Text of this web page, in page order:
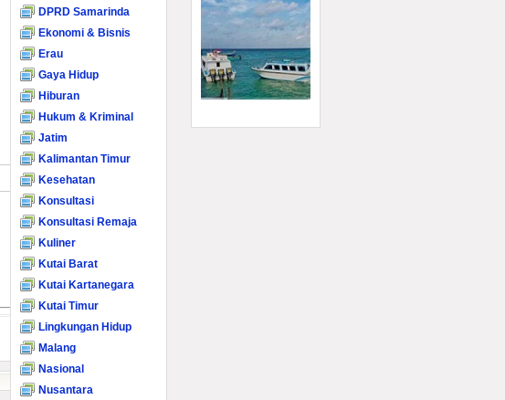
DPRD Samarinda
Ekonomi & Bisnis
Erau
Gaya Hidup
Hiburan
Hukum & Kriminal
Jatim
Kalimantan Timur
Kesehatan
Konsultasi
Konsultasi Remaja
Kuliner
Kutai Barat
Kutai Kartanegara
Kutai Timur
Lingkungan Hidup
Malang
Nasional
Nusantara